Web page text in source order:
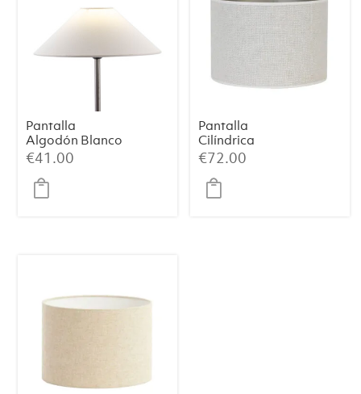
Pantalla
Algodón Blanco
35x9x18
€41.00
Pantalla
Cilíndrica
SAVERNA –
Blanco Huevo,
Ø30×21 cm
€72.00